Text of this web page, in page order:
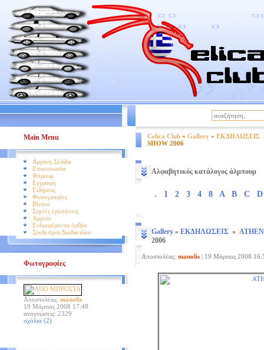
Main Menu
Αρχική Σελίδα
Επικοινωνία
Φόρουμ
Εγγραφή
Ειδήσεις
Φωτογραφίες
Βίντεο
Συχνές ερωτήσεις
Αρχείο
Ενδιαφέροντα άρθρα
Σύνδεσμοι Διαδικτύου
Φωτογραφίες
Αποστολέας: manolis
19 Μάρτιος 2008 17:48
αναγνώσεις: 2329
σχόλια (2)
Celica Club » Gallery » ΕΚΔΗΛΩΣΕΙΣ
SHOW 2006
Αλφαβητικός κατάλογος άλμπουμ
. 1 2 3 4 8 A B C D
Gallery » ΕΚΔΗΛΩΣΕΙΣ »
2006
Αποστολέας: manolis | 19 Μάρτιος 2008